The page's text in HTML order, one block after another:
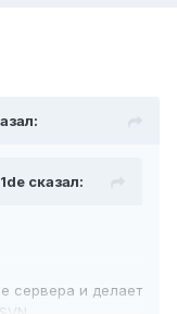
сказал:
сервера и делает